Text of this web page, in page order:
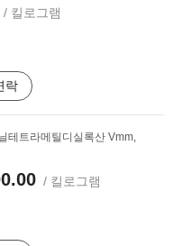
/ 킬로그램
락
테트라메틸디실록산 Vmm,
/ 킬로그램